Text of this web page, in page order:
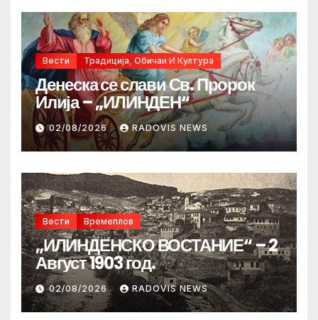
Вести Традиција, Обичаи И Култура
Денеска се слави Св. Пророк
Илија – „ИЛИНДЕН“
02/08/2026 RADOVIS NEWS
Вести Времеплов
„ИЛИНДЕНСКО ВОСТАНИЕ“ – 2
Август 1903 год.
02/08/2026 RADOVIS NEWS